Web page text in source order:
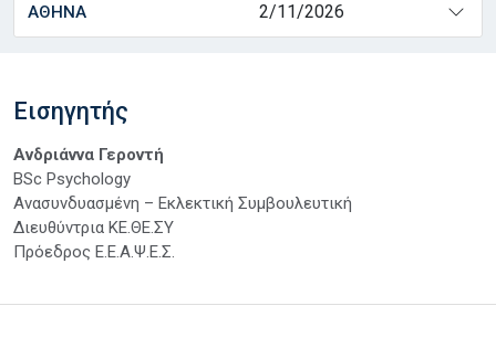
ΑΘΗΝΑ 2/11/2026
Εισηγητής
Ανδριάννα Γεροντή
BSc Psychology
Ανασυνδυασμένη – Εκλεκτική Συμβουλευτική
Διευθύντρια ΚΕ.ΘΕ.ΣΥ
Πρόεδρος Ε.Ε.Α.Ψ.Ε.Σ.